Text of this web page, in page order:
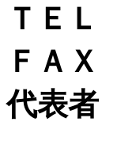
ＴＥＬ
ＦＡＸ
代表者